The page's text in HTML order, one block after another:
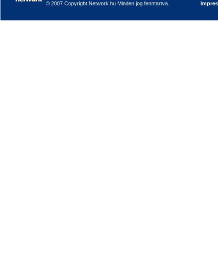
© 2007 Copyright Network.hu Minden jog fenntartva.